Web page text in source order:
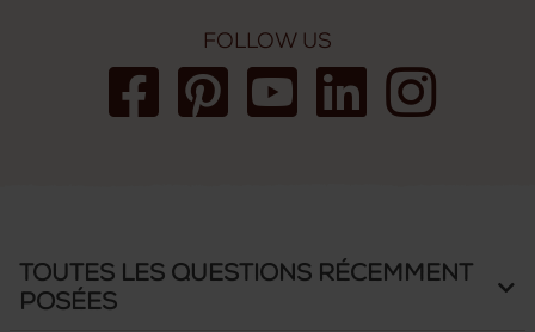
experts se feront un plaisir de vous conseiller.
Follow us
Toutes les questions récemment
posées